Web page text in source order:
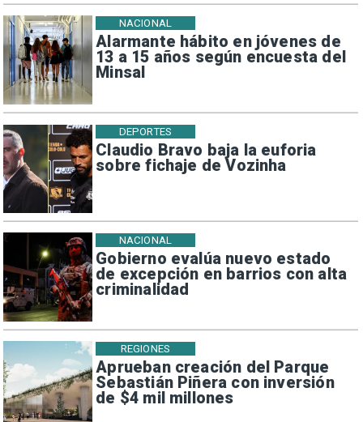
Alarmante hábito en jóvenes de
13 a 15 años según encuesta del
Minsal
NACIONAL
Claudio Bravo baja la euforia
sobre fichaje de Vozinha
DEPORTES
Gobierno evalúa nuevo estado
de excepción en barrios con alta
criminalidad
NACIONAL
Aprueban creación del Parque
Sebastián Piñera con inversión
de $4 mil millones
REGIONES